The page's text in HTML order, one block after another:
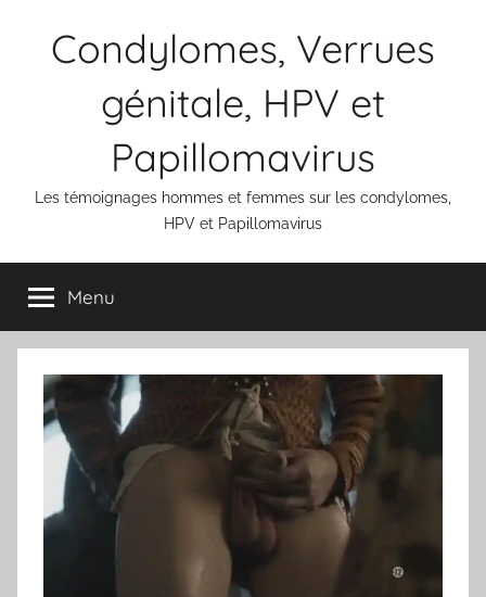
Condylomes, Verrues
génitale, HPV et
Papillomavirus
Les témoignages hommes et femmes sur les condylomes,
HPV et Papillomavirus
Menu